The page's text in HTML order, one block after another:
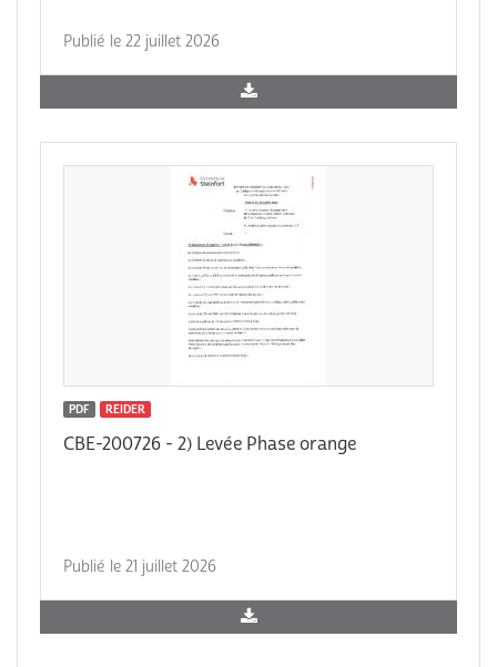
Publié le 22 juillet 2026
PDF REIDER
CBE-200726 - 2) Levée Phase orange
Publié le 21 juillet 2026